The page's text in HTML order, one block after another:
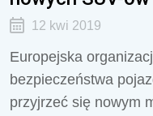
12 kwi 2019
Europejska
bezpieczeństwa
przyjrzeć się nowym